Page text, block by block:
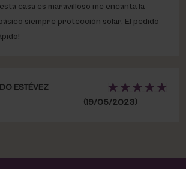
casa es maravilloso me encanta la
siempre protección solar. El pedido
ESTÉVEZ
(19/05/2023)